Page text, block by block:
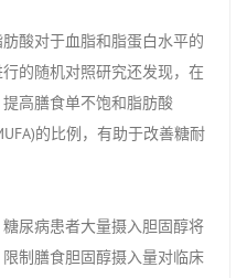
酸对于血脂和脂蛋白水平的
的随机对照研究还发现，在
高膳食单不饱和脂肪酸
的比例，有助于改善糖耐
尿病患者大量摄入胆固醇将
制膳食胆固醇摄入量对临床